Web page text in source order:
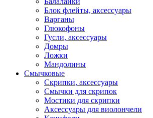
Блок флейты, аксессуары
Варганы
Глюкофоны
Гусли, аксессуары
Домры
Ложки
Мандолины
Смычковые
Скрипки, аксессуары
Смычки для скрипок
Мостики для скрипки
Аксессуары для виолончели